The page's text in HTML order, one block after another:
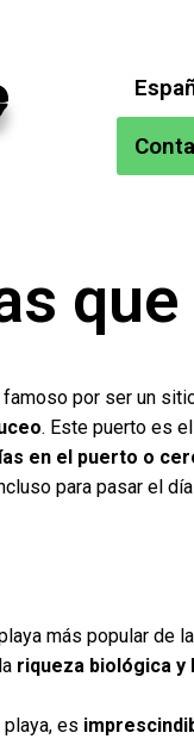
por ser un
. Este puerto es el
en el puerto o
para pasar el
más popular de
riqueza biológica y
es